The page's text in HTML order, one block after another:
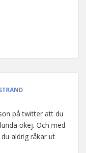
på twitter att du
okej. Och med
aldrig råkar ut